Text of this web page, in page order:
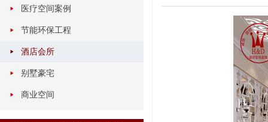
医疗空间案例
节能环保工程
酒店会所
别墅豪宅
商业空间